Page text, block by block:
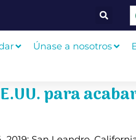
Únase a nosotros
para